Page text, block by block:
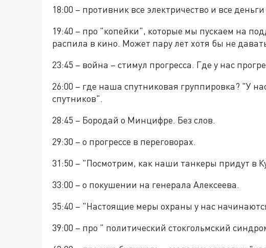
18:00 – противник все электричество и все
19:40 – про "копейки", которые мы пускаем на
распила в кино. Может пару лет хотя бы не
23:45 – война – стимул прогресса. Где у нас
26:00 – где наша спутниковая группировка? "У
спутников".
28:45 – Бородай о Минцифре. Без слов.
29:30 – о прогрессе в переговорах.
31:50 – "Посмотрим, как наши танкеры придут в
33:00 – о покушении на генерала Алексеева.
35:40 – "Настоящие меры охраны у нас
39:00 – про " политический стокгольмский